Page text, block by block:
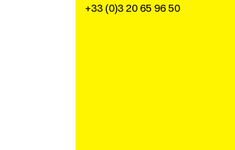
+33 (0)3 20 65 96 50